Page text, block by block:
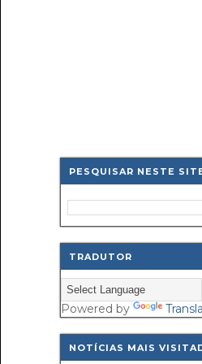
PESQUISAR NESTE
TRADUTOR
Powered by
NOTÍCIAS MAIS